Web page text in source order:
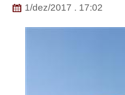
1/dez/2017 . 17:02